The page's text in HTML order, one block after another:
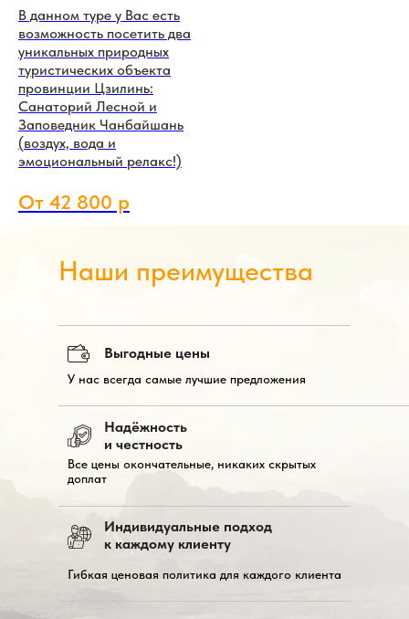
В данном туре у Вас есть
возможность посетить два
уникальных природных
туристических объекта
провинции Цзилинь:
Санаторий Лесной и
Заповедник Чанбайшань
(воздух, вода и
эмоциональный релакс!)
От 42 800 р
Наши преимущества
Выгодные цены
Надёжность
и честность
Индивидуальные подход
к каждому клиенту
У нас всегда самые лучшие предложения
Все цены окончательные, никаких скрытых
доплат
Гибкая ценовая политика для каждого клиента